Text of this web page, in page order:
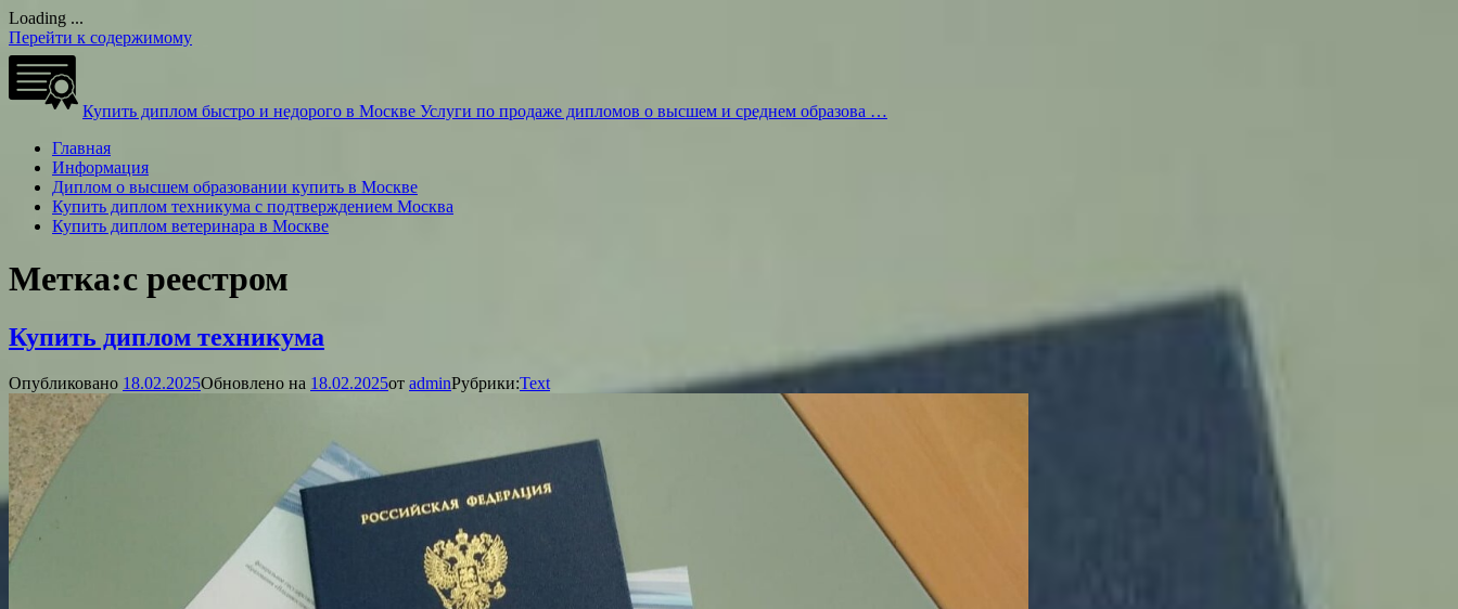
Loading ...
Перейти к содержимому
Купить диплом быстро и недорого в Москве Услуги по продаже дипломов о высшем и среднем образова …
Главная
Информация
Диплом о высшем образовании купить в Москве
Купить диплом техникума с подтверждением Москва
Купить диплом ветеринара в Москве
Метка:с реестром
Купить диплом техникума
Опубликовано 18.02.2025Обновлено на 18.02.2025от adminРубрики:Text